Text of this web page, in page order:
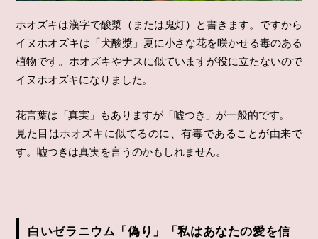
ホオズキは漢字で酸漿（または鬼灯）と書きます。ですから
イヌホオズキは「犬酸漿」夏に小さな花を咲かせる毒のある
植物です。ホオズキやナスに似ていますが役に立たないので
イヌホオズキになりました。
花言葉は「真実」もありますが「嘘つき」が一般的です。
見た目はホオズキに似てるのに、有毒であることが由来で
す。嘘つきは真実を言うのかもしれません。
白いゼラニウム「偽り」「私はあなたの愛を信